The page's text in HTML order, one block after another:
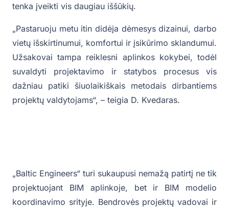
tenka įveikti vis daugiau iššūkių.
„Pastaruoju metu itin didėja dėmesys dizainui, darbo
vietų išskirtinumui, komfortui ir įsikūrimo sklandumui.
Užsakovai tampa reiklesni aplinkos kokybei, todėl
suvaldyti projektavimo ir statybos procesus vis
dažniau patiki šiuolaikiškais metodais dirbantiems
projektų valdytojams“, – teigia D. Kvedaras.
„Baltic Engineers“ turi sukaupusi nemažą patirtį ne tik
projektuojant BIM aplinkoje, bet ir BIM modelio
koordinavimo srityje. Bendrovės projektų vadovai ir